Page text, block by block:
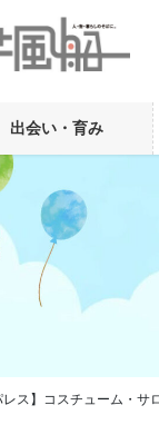
出会い・育み
レス】コスチューム・サ